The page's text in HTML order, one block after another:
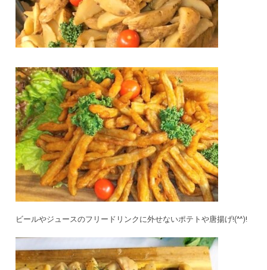
ビールやジュースのフリードリンクに外せないポテトや唐揚げ!(^^)!